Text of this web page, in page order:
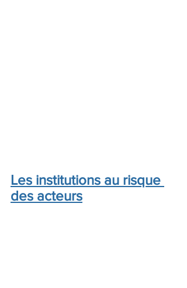
Les institutions au risque
des acteurs